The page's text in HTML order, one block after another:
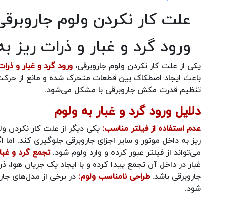
علت کار نکردن ولوم
ورود گرد و غبار و ذرات ریز
یکی از علت کار نکردن ولوم جاروبرقی، ورود گرد و غبار و
باعث ایجاد اصطکاک بین قطعات متحرک شده و مانع از
تنظیم قدرت مکش جاروبرقی با مشکل می‌شود.
دلایل ورود گرد و غبار به ولوم
عدم استفاده از فیلتر مناسب: یکی دیگر از علت کار نکردن
ریز به داخل موتور و سایر اجزای جاروبرقی جلوگیری کند.
می‌تواند از فیلتر عبور کرده و وارد ولوم شود.تجمع گرد و
غبار در داخل آن تجمع پیدا کرده و با ایجاد یک جریان
جاروبرقی باشد.طراحی نامناسب ولوم: در برخی از مدل‌های
شود.